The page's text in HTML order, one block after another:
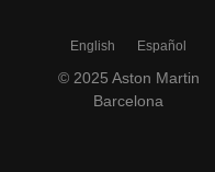
English Español
© 2025 Aston Martin
Barcelona